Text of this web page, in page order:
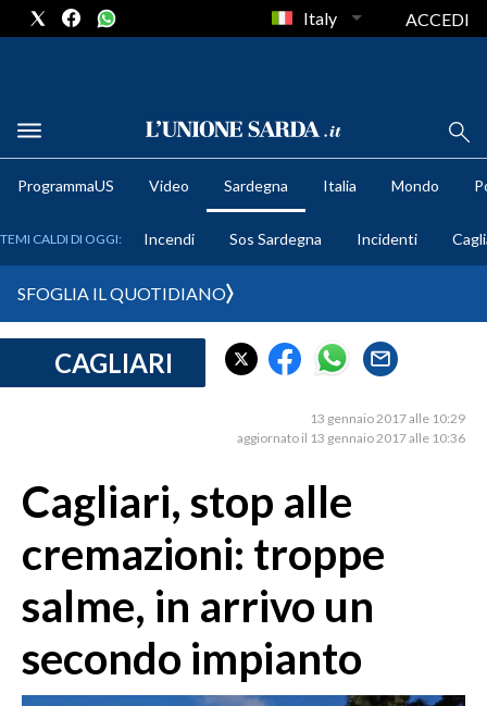
METEO
CRONACA SARDEGNA
MEDIO CAMPIDANO
ORISTANO E PROVINCIA
SASSARI E PROVINCIA
GALLURA
NUORO E PROVINCIA
OGLIASTRA
AGENDA
Italy ACCEDI
ProgrammaUS Video Sardegna Italia Mondo
TEMI CALDI DI OGGI: Incendi Sos Sardegna Incidenti
SFOGLIA IL QUOTIDIANO
CAGLIARI
13 gennaio 2017 alle 10:29
aggiornato il 13 gennaio 2017 alle 10:36
Cagliari, stop alle
cremazioni: troppe
salme, in arrivo un
secondo impianto